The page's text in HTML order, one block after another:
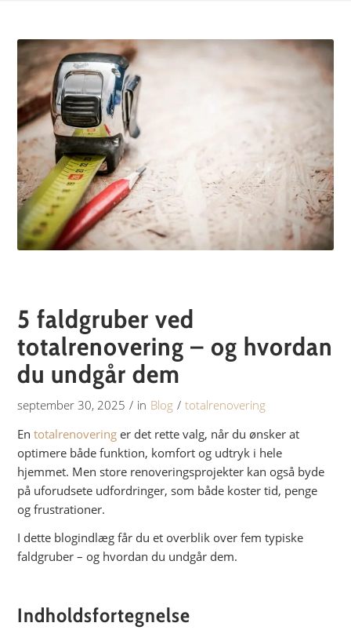
5 faldgruber ved
totalrenovering – og hvordan
du undgår dem
september 30, 2025 / in Blog / totalrenovering
Entotalrenovering er det rette valg, når du ønsker at
optimere både funktion, komfort og udtryk i hele
hjemmet. Men store renoveringsprojekter kan også byde
på uforudsete udfordringer, som både koster tid, penge
og frustrationer.
I dette blogindlæg får du et overblik over fem typiske
faldgruber – og hvordan du undgår dem.
Indholdsfortegnelse